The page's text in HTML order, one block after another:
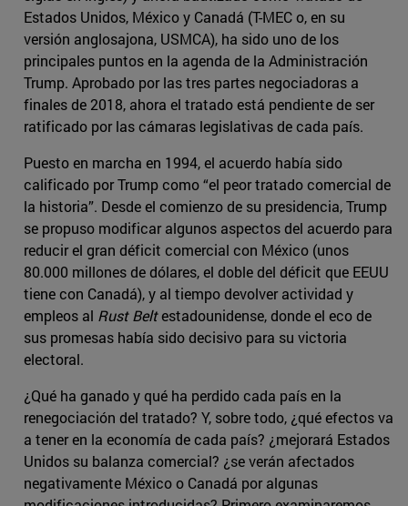
Estados Unidos, México y Canadá (T-MEC o, en su
versión anglosajona, USMCA), ha sido uno de los
principales puntos en la agenda de la Administración
Trump. Aprobado por las tres partes negociadoras a
finales de 2018, ahora el tratado está pendiente de ser
ratificado por las cámaras legislativas de cada país.
Puesto en marcha en 1994, el acuerdo había sido
calificado por Trump como “el peor tratado comercial de
la historia”. Desde el comienzo de su presidencia, Trump
se propuso modificar algunos aspectos del acuerdo para
reducir el gran déficit comercial con México (unos
80.000 millones de dólares, el doble del déficit que EEUU
tiene con Canadá), y al tiempo devolver actividad y
empleos al Rust Beltestadounidense, donde el eco de
sus promesas había sido decisivo para su victoria
electoral.
¿Qué ha ganado y qué ha perdido cada país en la
renegociación del tratado? Y, sobre todo, ¿qué efectos va
a tener en la economía de cada país? ¿mejorará Estados
Unidos su balanza comercial? ¿se verán afectados
negativamente México o Canadá por algunas